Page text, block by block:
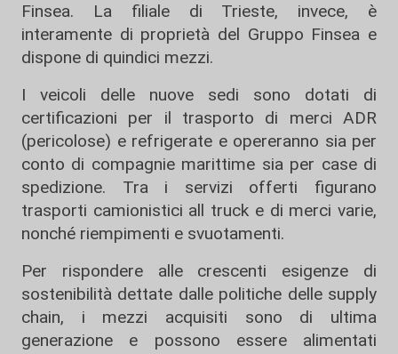
Finsea. La filiale di Trieste, invece, è
interamente di proprietà del Gruppo Finsea e
dispone di quindici mezzi.
I veicoli delle nuove sedi sono dotati di
certificazioni per il trasporto di merci ADR
(pericolose) e refrigerate e opereranno sia per
conto di compagnie marittime sia per case di
spedizione. Tra i servizi offerti figurano
trasporti camionistici all truck e di merci varie,
nonché riempimenti e svuotamenti.
Per rispondere alle crescenti esigenze di
sostenibilità dettate dalle politiche delle supply
chain, i mezzi acquisiti sono di ultima
generazione e possono essere alimentati